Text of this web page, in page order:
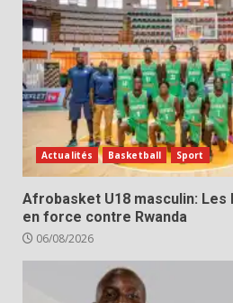
Actualités Basketball Sport
Afrobasket U18 masculin:
en force contre Rwanda
06/08/2026